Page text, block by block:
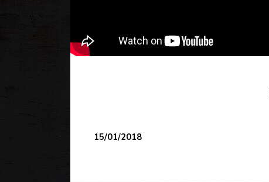
15/01/2018